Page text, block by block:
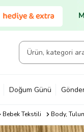
Doğum Günü
Bebek Tekstili Body,